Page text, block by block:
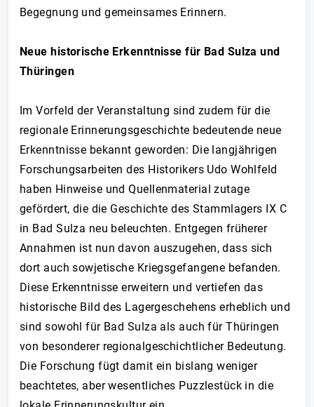
Begegnung und gemeinsames Erinnern.
Neue historische Erkenntnisse für Bad Sulza und
Thüringen
Im Vorfeld der Veranstaltung sind zudem für die
regionale Erinnerungsgeschichte bedeutende neue
Erkenntnisse bekannt geworden: Die langjährigen
Forschungsarbeiten des Historikers Udo Wohlfeld
haben Hinweise und Quellenmaterial zutage
gefördert, die die Geschichte des Stammlagers IX C
in Bad Sulza neu beleuchten. Entgegen früherer
Annahmen ist nun davon auszugehen, dass sich
dort auch sowjetische Kriegsgefangene befanden.
Diese Erkenntnisse erweitern und vertiefen das
historische Bild des Lagergeschehens erheblich und
sind sowohl für Bad Sulza als auch für Thüringen
von besonderer regionalgeschichtlicher Bedeutung.
Die Forschung fügt damit ein bislang weniger
beachtetes, aber wesentliches Puzzlestück in die